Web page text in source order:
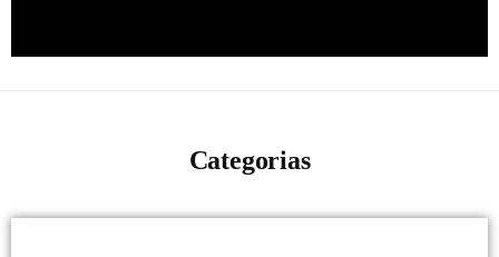
Categorias